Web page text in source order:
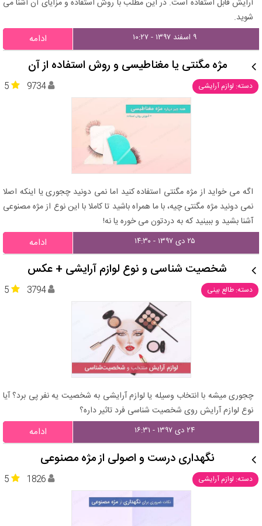
آرایش قابل استفاده است. در این مطلب با روش استفاده و مزایای آن آشنا می
شوید.
۹ اسفند ۱۳۹۷ - ۱۰:۲۷ ادامه
مژه مگنتی یا مغناطیسی و روش استفاده از آن
دسته: لوازم آرایشی 5 9734
اگه می خواید از مژه مگنتی استفاده کنید اما نمی دونید چجوری یا اینکه اصلا
نمی دونید مژه مگنتی چیه، با ما همراه باشید تا کاملا با این نوع از مژه مصنوعی
آشنا بشید و ببینید که به دردتون می خوره یا نه!
۲۵ دی ۱۳۹۷ - ۱۴:۳۰ ادامه
شخصیت شناسی و نوع لوازم آرایشی + عکس
دسته: طالع بینی 5 3794
چجوری میشه با انتخاب وسیله یا لوازم آرایشی به شخصیت یه نفر پی برد؟ آیا
نوع لوازم آرایش روی شخصیت شناسی فرد تاثیر داره؟
۲۴ دی ۱۳۹۷ - ۱۶:۳۱ ادامه
نگهداری درست و اصولی از مژه مصنوعی
دسته: لوازم آرایشی 5 1826